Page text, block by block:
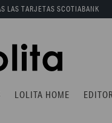
LOLITA HOME
LAS TARJETAS SCOTIABANK